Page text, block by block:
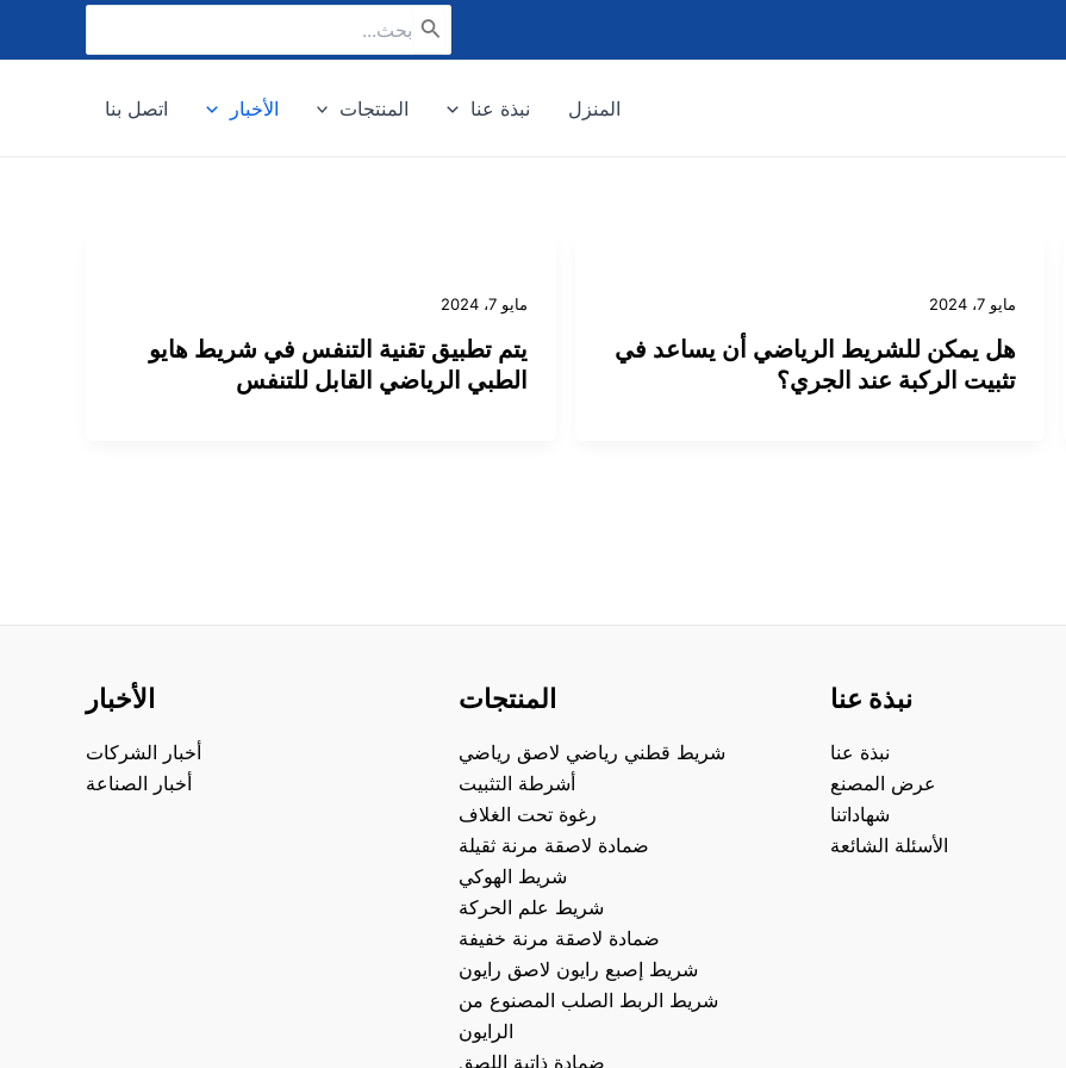
البحث
عن:
المنزل نبذة عنا المنتجات الأخبار اتصل بنا
مايو 7، 2024
هل يمكن للشريط الرياضي أن يساعد في
تثبيت الركبة عند الجري؟
مايو 7، 2024
يتم تطبيق تقنية التنفس في شريط هايو
الطبي الرياضي القابل للتنفس
نبذة عنا
نبذة عنا
عرض المصنع
شهاداتنا
الأسئلة الشائعة
المنتجات
شريط قطني رياضي لاصق رياضي
أشرطة التثبيت
رغوة تحت الغلاف
ضمادة لاصقة مرنة ثقيلة
شريط الهوكي
شريط علم الحركة
ضمادة لاصقة مرنة خفيفة
شريط إصبع رايون لاصق رايون
شريط الربط الصلب المصنوع من
الرايون
ضمادة ذاتية اللصق
الأخبار
أخبار الشركات
أخبار الصناعة